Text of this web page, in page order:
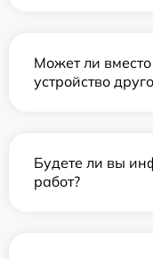
Может ли
устройство
Будете ли вы
работ?